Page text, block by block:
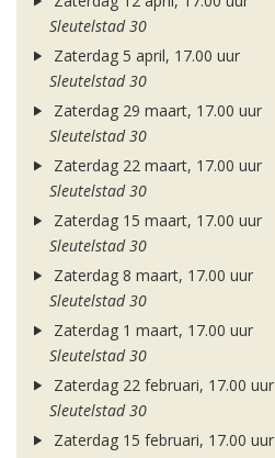
Sleutelstad 30
Zaterdag 5 april, 17.00 uur
Sleutelstad 30
Zaterdag 29 maart, 17.00 uur
Sleutelstad 30
Zaterdag 22 maart, 17.00 uur
Sleutelstad 30
Zaterdag 15 maart, 17.00 uur
Sleutelstad 30
Zaterdag 8 maart, 17.00 uur
Sleutelstad 30
Zaterdag 1 maart, 17.00 uur
Sleutelstad 30
Zaterdag 22 februari, 17.00 uur
Sleutelstad 30
Zaterdag 15 februari, 17.00 uur